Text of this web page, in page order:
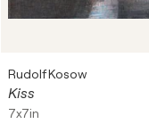
Rudolf Kosow
Kiss
7x7in